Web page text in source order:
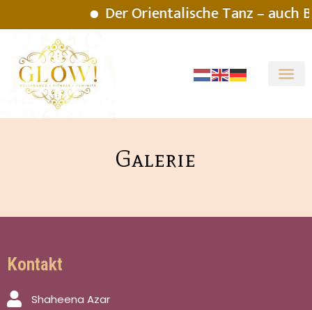
Der Orientalische Tanz – auch
Galerie
Kontakt
Shaheena Azar